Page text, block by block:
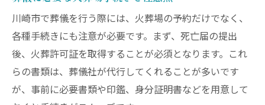
川崎市で葬儀を行う際には、火葬場の予約だけでなく、
各種手続きにも注意が必要です。まず、死亡届の提出
後、火葬許可証を取得することが必須となります。これ
らの書類は、葬儀社が代行してくれることが多いです
が、事前に必要書類や印鑑、身分証明書などを用意して